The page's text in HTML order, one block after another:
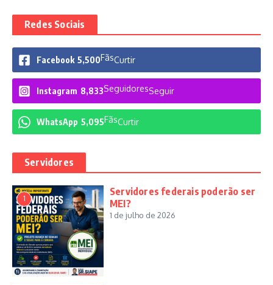
Redes Sociais
Facebook 5,500FãsCurtir
Instagram 8,833SeguidoresSeguir
WhatsApp 5,095FãsCurtir
Servidores
1
Servidores federais poderão ser
MEI?
1 de julho de 2026